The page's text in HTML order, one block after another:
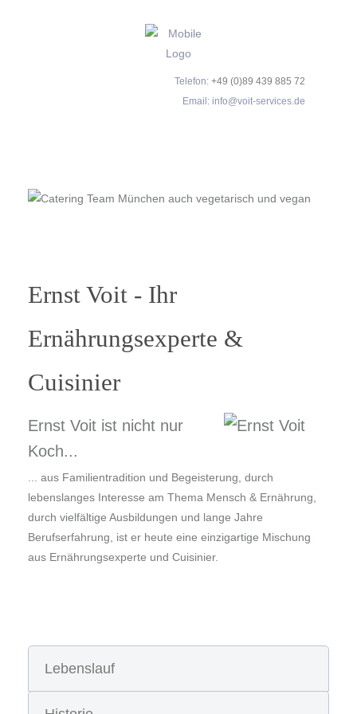
Telefon: +49 (0)89 439 885 72
Email: info@voit-services.de
Ernst Voit - Ihr
Ernährungsexperte &
Cuisinier
Ernst Voit ist nicht nur
Koch...
... aus Familientradition und Begeisterung, durch
lebenslanges Interesse am Thema Mensch & Ernährung,
durch vielfältige Ausbildungen und lange Jahre
Berufserfahrung, ist er heute eine einzigartige Mischung
aus Ernährungsexperte und Cuisinier.
Lebenslauf